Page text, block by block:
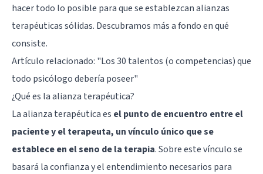
hacer todo lo posible para que se establezcan alianzas
terapéuticas sólidas. Descubramos más a fondo en qué
consiste.
Artículo relacionado: "Los 30 talentos (o competencias) que
todo psicólogo debería poseer"
¿Qué es la alianza terapéutica?
La alianza terapéutica es el punto de encuentro entre el
paciente y el terapeuta, un vínculo único que se
establece en el seno de la terapia. Sobre este vínculo se
basará la confianza y el entendimiento necesarios para